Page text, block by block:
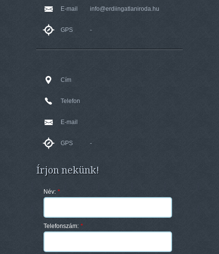
E-mail info@erdiingatlaniroda.hu
GPS -
Cím
Telefon
E-mail
GPS -
Írjon nekünk!
Név: *
Telefonszám: *